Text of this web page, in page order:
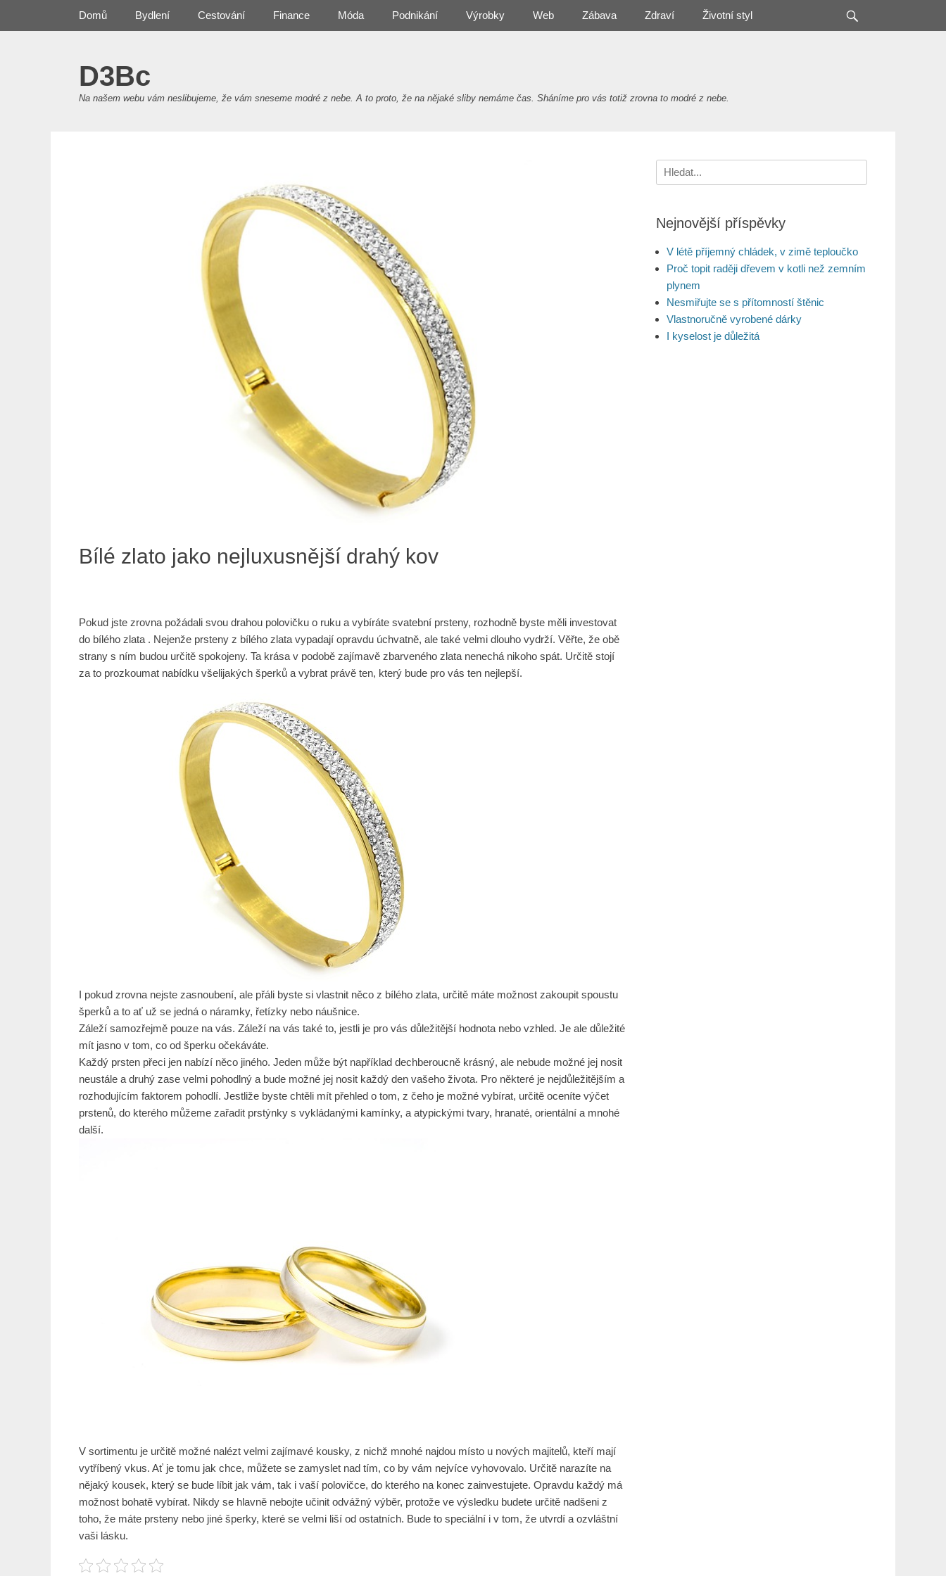
D3Bc
Na našem webu vám neslibujeme, že vám sneseme modré z nebe. A to proto, že na nějaké sliby nemáme čas. Sháníme pro vás totiž zrovna to modré z nebe.
Primary Menu
Domů Bydlení Cestování Finance Móda Podnikání Výrobky Web Zábava Zdraví Životní styl
Bílé zlato jako nejluxusnější drahý kov
Pokud jste zrovna požádali svou drahou polovičku o ruku a vybíráte svatební prsteny, rozhodně byste měli investovat
do bílého zlata . Nejenže prsteny z bílého zlata vypadají opravdu úchvatně, ale také velmi dlouho vydrží. Věřte, že obě
strany s ním budou určitě spokojeny. Ta krása v podobě zajímavě zbarveného zlata nenechá nikoho spát. Určitě stojí
za to prozkoumat nabídku všelijakých šperků a vybrat právě ten, který bude pro vás ten nejlepší.
I pokud zrovna nejste zasnoubení, ale přáli byste si vlastnit něco z bílého zlata, určitě máte možnost zakoupit spoustu
šperků a to ať už se jedná o náramky, řetízky nebo náušnice.
Záleží samozřejmě pouze na vás. Záleží na vás také to, jestli je pro vás důležitější hodnota nebo vzhled. Je ale důležité
mít jasno v tom, co od šperku očekáváte.
Každý prsten přeci jen nabízí něco jiného. Jeden může být například dechberoucně krásný, ale nebude možné jej nosit
neustále a druhý zase velmi pohodlný a bude možné jej nosit každý den vašeho života. Pro některé je nejdůležitějším a
rozhodujícím faktorem pohodlí. Jestliže byste chtěli mít přehled o tom, z čeho je možné vybírat, určitě oceníte výčet
prstenů, do kterého můžeme zařadit prstýnky s vykládanými kamínky, a atypickými tvary, hranaté, orientální a mnohé
další.
V sortimentu je určitě možné nalézt velmi zajímavé kousky, z nichž mnohé najdou místo u nových majitelů, kteří mají
vytříbený vkus. Ať je tomu jak chce, můžete se zamyslet nad tím, co by vám nejvíce vyhovovalo. Určitě narazíte na
nějaký kousek, který se bude líbit jak vám, tak i vaší polovičce, do kterého na konec zainvestujete. Opravdu každý má
možnost bohatě vybírat. Nikdy se hlavně nebojte učinit odvážný výběr, protože ve výsledku budete určitě nadšeni z
toho, že máte prsteny nebo jiné šperky, které se velmi liší od ostatních. Bude to speciální i v tom, že utvrdí a ozvláštní
vaši lásku.
Search
for:
Nejnovější příspěvky
V létě příjemný chládek, v zimě teploučko
Proč topit raději dřevem v kotli než zemním
plynem
Nesmiřujte se s přítomností štěnic
Vlastnoručně vyrobené dárky
I kyselost je důležitá